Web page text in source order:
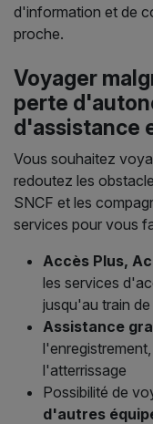
d'information et de
proche.
Voyager
perte
d'assistance
Vous souhaitez
redoutez les
SNCF et les
services pour vous
Accès Plus,
les services
jusqu'au train
Assistance
l'atterrissage
Possibilité de
d'autres